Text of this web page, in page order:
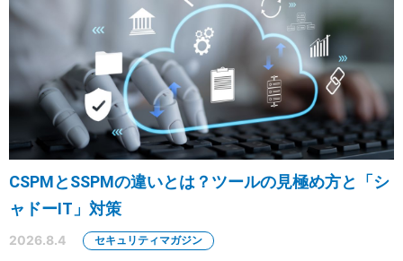
CSPMとSSPMの違いとは？ツールの見極め方と「シ
ャドーIT」対策
2026.8.4 セキュリティマガジン